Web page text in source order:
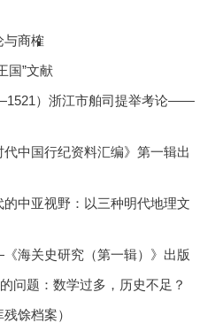
与商榷
国”文献
）浙江市舶司提举考论——
中国行纪资料汇编》第一辑出
中亚视野：以三种明代地理文
海关史研究（第一辑）》出版
问题：数学过多，历史不足？
馀档案）